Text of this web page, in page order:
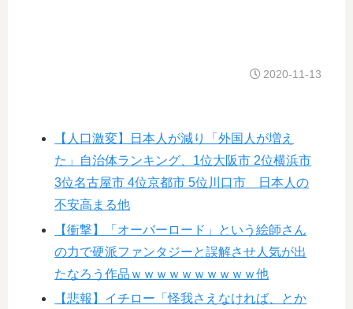
2020-11-13
【人口激変】日本人が減り「外国人が増え
た」自治体ランキング、1位大阪市 2位横浜市
3位名古屋市 4位京都市 5位川口市 日本人の
不安高まる他
【衝撃】「オーバーロード」という絵師さん
の力で硬派ファンタジーと誤解させ人気が出
たなろう作品ｗｗｗｗｗｗｗｗｗｗ他
【悲報】イチロー「怪我さえなければ、とか